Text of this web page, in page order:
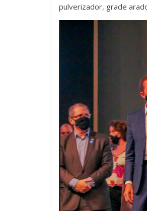
pulverizador, grade